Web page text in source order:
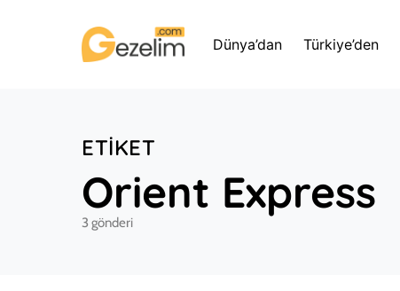
Dünya’dan Türkiye’den
ETIKET
Orient Express
3 gönderi